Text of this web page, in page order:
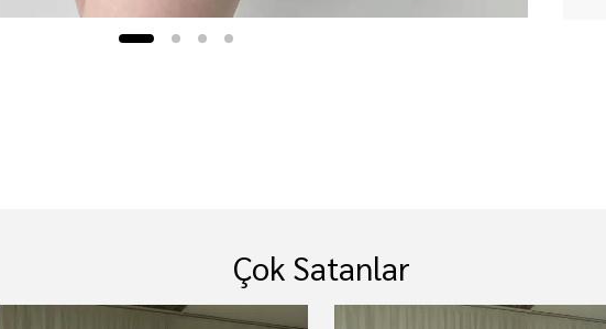
Çok Satanlar